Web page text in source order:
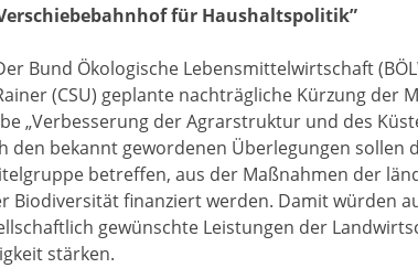
für Haushaltspolitik”
Bund Ökologische Lebensmittelwirtschaft
(CSU) geplante nachträgliche Kürzung der
„Verbesserung der Agrarstruktur und des
den bekannt gewordenen Überlegungen sollen
betreffen, aus der Maßnahmen der
Biodiversität finanziert werden. Damit würden
gewünschte Leistungen der
stärken.